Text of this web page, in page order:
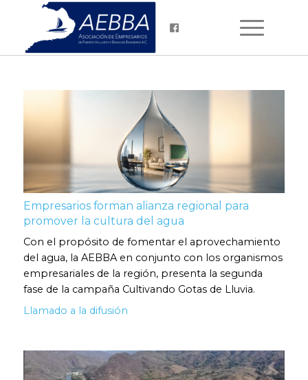
Empresarios forman alianza regional para
promover la cultura del agua
Con el propósito de fomentar el aprovechamiento
del agua, la AEBBA en conjunto con los organismos
empresariales de la región, presenta la segunda
fase de la campaña Cultivando Gotas de Lluvia.
Llamado a la difusión